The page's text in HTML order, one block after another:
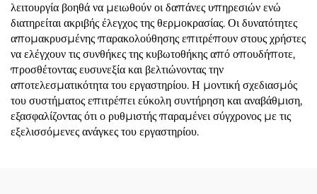
λειτουργία βοηθά να μειωθούν οι δαπάνες υπηρεσιών ενώ
διατηρείται ακριβής έλεγχος της θερμοκρασίας. Οι δυνατότητες
απομακρυσμένης παρακολούθησης επιτρέπουν στους χρήστες
να ελέγχουν τις συνθήκες της κυβωτοθήκης από οπουδήποτε,
προσθέτοντας ευσυνεξία και βελτιώνοντας την
αποτελεσματικότητα του εργαστηρίου. Η μοντική σχεδιασμός
του συστήματος επιτρέπει εύκολη συντήρηση και αναβάθμιση,
εξασφαλίζοντας ότι ο ρυθμιστής παραμένει σύγχρονος με τις
εξελισσόμενες ανάγκες του εργαστηρίου.